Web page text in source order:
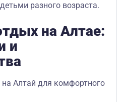
разного возраста.
на Алтае:
и
на Алтай для комфортного